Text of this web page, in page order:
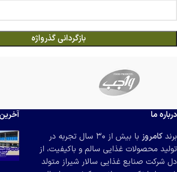
بازگردانی گذرواژه
درباره ما
برندکامروز
با بیش از ۳۰ سال تجربه در
تولید محصولات غذایی سالم و باکیفیت، از
دل شرکت صنایع غذایی سالار شیراز متولد